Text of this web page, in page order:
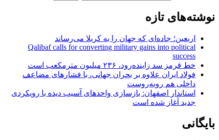
نوشته‌های تازه
اربعین؛ جاده‌ای که جهان را به کربلا می‌رساند
Qalibaf calls for converting military gains into political
success
خط قرمز سد زاینده‌رود، ۲۳۶ میلیون مترمکعب است
فولاد ایران علاوه بر بحران جهانی، با فشارهای مضاعف
داخلی هم روبه‌روست
استاندار اصفهان: بازسازی واحدهای آسیب دیده با رویکردی
جدید آغاز شده است
بایگانی